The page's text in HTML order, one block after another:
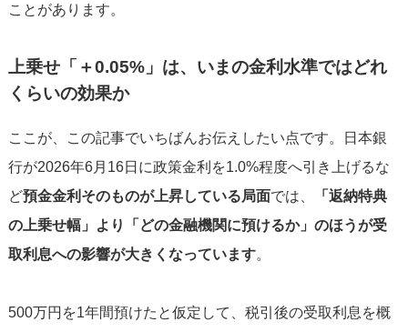
ことがあります。
上乗せ「＋0.05%」は、いまの金利水準ではどれ
くらいの効果か
ここが、この記事でいちばんお伝えしたい点です。日本銀
行が2026年6月16日に政策金利を1.0%程度へ引き上げるな
ど預金金利そのものが上昇している局面では、
「返納特典
の上乗せ幅」より「どの金融機関に預けるか」のほうが受
取利息への影響が大きくなっています。
500万円を1年間預けたと仮定して、税引後の受取利息を概